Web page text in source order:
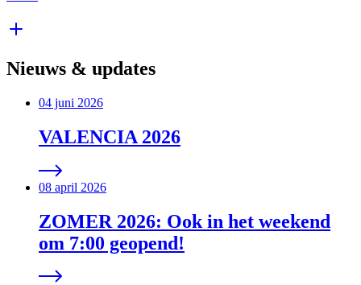
Nieuws & updates
04 juni 2026
VALENCIA 2026
08 april 2026
ZOMER 2026: Ook in het weekend
om 7:00 geopend!